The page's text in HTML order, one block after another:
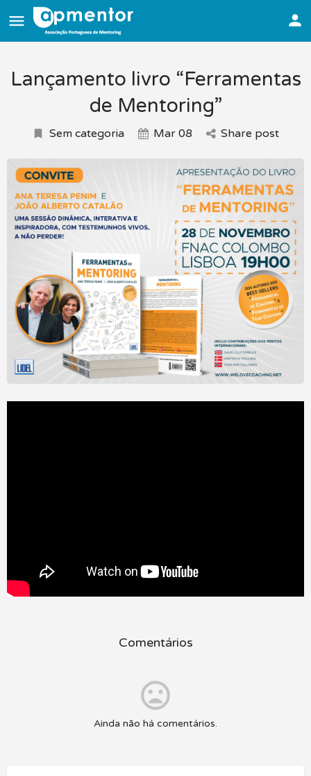
Lançamento livro “Ferramentas
de Mentoring”
Sem categoria Mar 08 Share post
Comentários
Ainda não há comentários.